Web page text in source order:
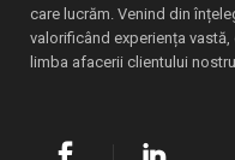
care lucrăm. Venind din
valorificând experiența
limba afacerii clientului